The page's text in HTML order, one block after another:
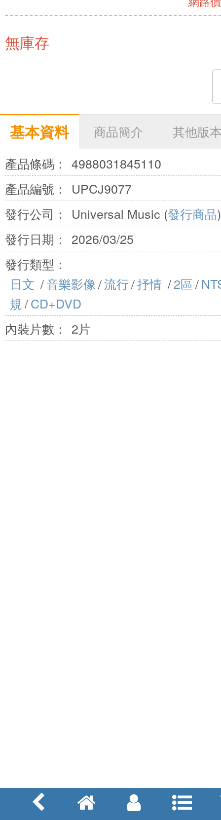
無庫存
基本資料 商品簡介
其他版
產品條碼： 4988031845110
產品編號：
UPCJ9077
發行公司：
Universal Music (發行商品)
發行日期：
2026/03/25
發行類型：
日文 /音樂影像/流行/抒情 /2區/
規/CD+DVD
內裝片數：
2片